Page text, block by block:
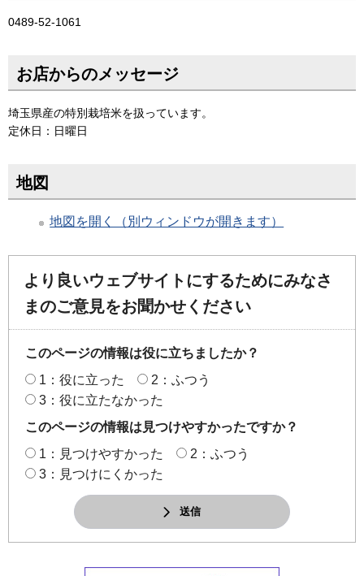
0489-52-1061
お店からのメッセージ
埼玉県産の特別栽培米を扱っています。
定休日：日曜日
地図
地図を開く（別ウィンドウが開きます）
より良いウェブサイトにするためにみなさ
まのご意見をお聞かせください
このページの情報は役に立ちましたか？
1：役に立った
2：ふつう
3：役に立たなかった
このページの情報は見つけやすかったですか？
1：見つけやすかった
2：ふつう
3：見つけにくかった
送信